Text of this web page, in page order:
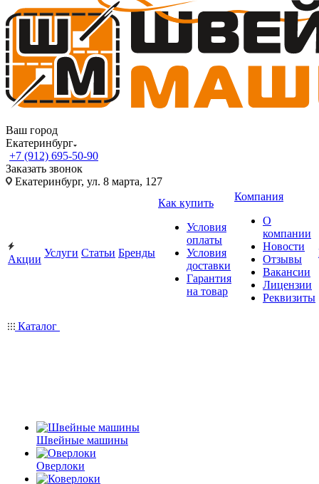
Ваш город
Екатеринбург
+7 (912) 695-50-90
Заказать звонок
Екатеринбург, ул. 8 марта, 127
Акции
Услуги Статьи Бренды
Как купить
Условия
оплаты
Условия
доставки
Гарантия
на товар
Компания
О
компании
Новости
Отзывы
Вакансии
Лицензии
Реквизиты
Каталог
Швейные машины
Оверлоки